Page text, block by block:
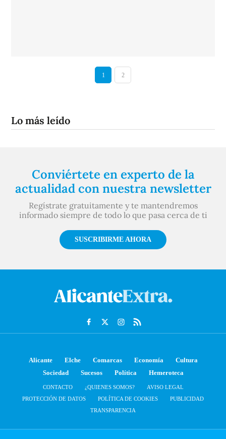
1 2
Lo más leído
Conviértete en experto de la
actualidad con nuestra newsletter
Regístrate gratuitamente y te mantendremos
informado siempre de todo lo que pasa cerca de ti
SUSCRIBIRME AHORA
Alicante Elche Comarcas Economía
Cultura
Sociedad
Sucesos Política Hemeroteca
CONTACTO ¿QUIENES SOMOS?
AVISO LEGAL
PROTECCIÓN DE DATOS
POLÍTICA DE COOKIES
PUBLICIDAD
TRANSPARENCIA